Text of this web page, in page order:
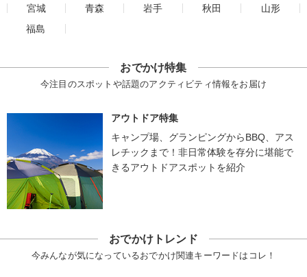
宮城
青森 岩手 秋田
山形
福島
おでかけ特集
今注目のスポットや話題のアクティビティ情報をお届け
アウトドア特集
キャンプ場、グランピングからBBQ、アス
レチックまで！非日常体験を存分に堪能で
きるアウトドアスポットを紹介
おでかけトレンド
今みんなが気になっているおでかけ関連キーワードはコレ！